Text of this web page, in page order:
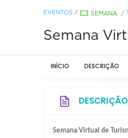
EVENTOS / SEMANA /
Semana
INÍCIO DESCRIÇÃO
DESCRIÇÃO
Semana Virtual de